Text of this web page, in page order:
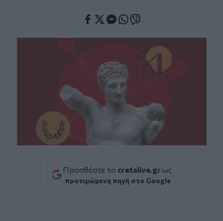
Προσθέστε το cretalive.gr ως
προτιμώμενη πηγή στο Google